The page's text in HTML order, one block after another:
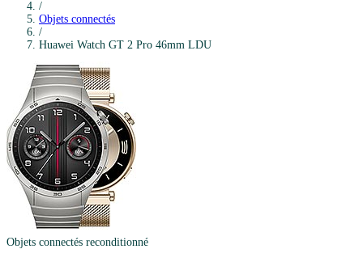
/
Objets connectés
/
Huawei Watch GT 2 Pro 46mm LDU
Objets connectés reconditionné